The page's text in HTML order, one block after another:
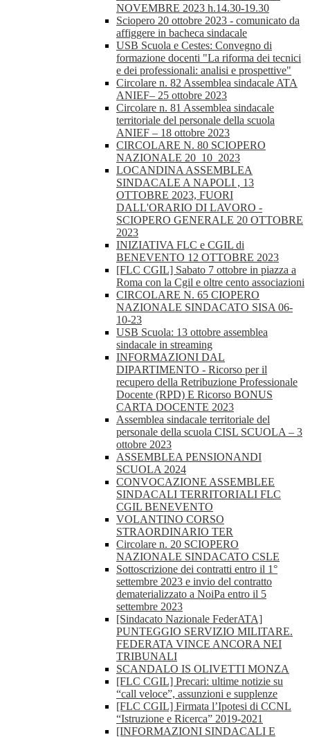
NOVEMBRE 2023 h.14.30-19.30
Sciopero 20 ottobre 2023 - comunicato da
affiggere in bacheca sindacale
USB Scuola e Cestes: Convegno di
formazione docenti "La riforma dei tecnici
e dei professionali: analisi e prospettive"
Circolare n. 82 Assemblea sindacale ATA
ANIEF– 25 ottobre 2023
Circolare n. 81 Assemblea sindacale
territoriale del personale della scuola
ANIEF – 18 ottobre 2023
CIRCOLARE N. 80 SCIOPERO
NAZIONALE 20_10_2023
LOCANDINA ASSEMBLEA
SINDACALE A NAPOLI , 13
OTTOBRE 2023, FUORI
DALL'ORARIO DI LAVORO -
SCIOPERO GENERALE 20 OTTOBRE
2023
INIZIATIVA FLC e CGIL di
BENEVENTO 12 OTTOBRE 2023
[FLC CGIL] Sabato 7 ottobre in piazza a
Roma con la Cgil e oltre cento associazioni
CIRCOLARE N. 65 CIOPERO
NAZIONALE SINDACATO SISA 06-
10-23
USB Scuola: 13 ottobre assemblea
sindacale in streaming
INFORMAZIONI DAL
DIPARTIMENTO - Ricorso per il
recupero della Retribuzione Professionale
Docente (RPD) E Ricorso BONUS
CARTA DOCENTE 2023
Assemblea sindacale territoriale del
personale della scuola CISL SCUOLA – 3
ottobre 2023
ASSEMBLEA PENSIONANDI
SCUOLA 2024
CONVOCAZIONE ASSEMBLEE
SINDACALI TERRITORIALI FLC
CGIL BENEVENTO
VOLANTINO CORSO
STRAORDINARIO TER
Circolare n. 20 SCIOPERO
NAZIONALE SINDACATO CSLE
Sottoscrizione dei contratti entro il 1°
settembre 2023 e invio del contratto
dematerializzato a NoiPa entro il 5
settembre 2023
[Sindacato Nazionale FederATA]
PUNTEGGIO SERVIZIO MILITARE.
FEDERATA VINCE ANCORA NEI
TRIBUNALI
SCANDALO IS OLIVETTI MONZA
[FLC CGIL] Precari: ultime notizie su
“call veloce”, assunzioni e supplenze
[FLC CGIL] Firmata l’Ipotesi di CCNL
“Istruzione e Ricerca” 2019-2021
[INFORMAZIONI SINDACALI E